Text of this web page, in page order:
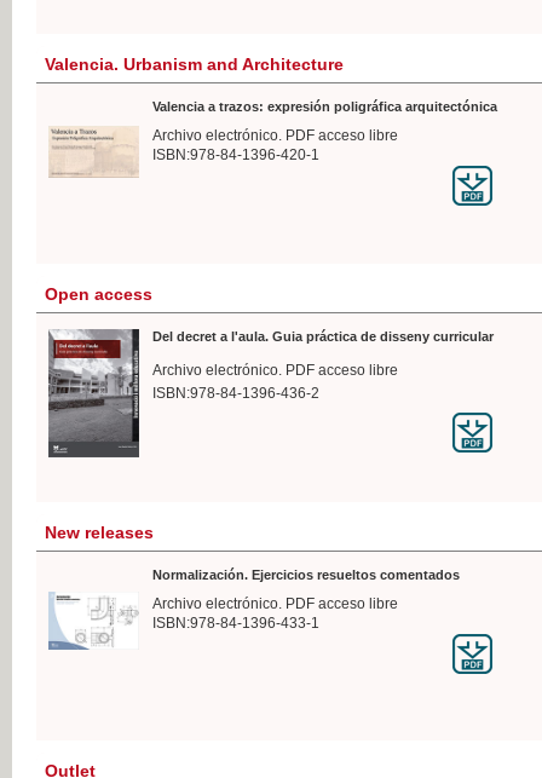
Valencia. Urbanism and Architecture
Valencia a trazos: expresión poligráfica arquitectónica
Archivo electrónico. PDF acceso libre
ISBN:978-84-1396-420-1
Open access
Del decret a l'aula. Guia práctica de disseny curricular
Archivo electrónico. PDF acceso libre
ISBN:978-84-1396-436-2
New releases
Normalización. Ejercicios resueltos comentados
Archivo electrónico. PDF acceso libre
ISBN:978-84-1396-433-1
Outlet